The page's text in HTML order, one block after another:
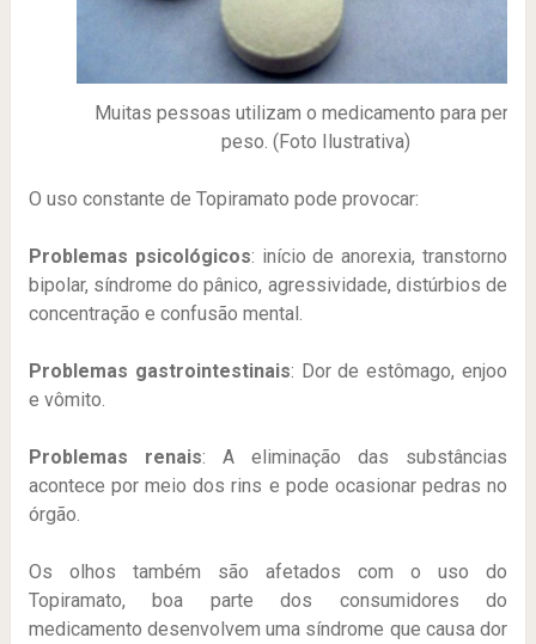
Muitas pessoas utilizam o medicamento para perder
peso. (Foto Ilustrativa)
O uso constante de Topiramato pode provocar:
Problemas psicológicos: início de anorexia, transtorno
bipolar, síndrome do pânico, agressividade, distúrbios de
concentração e confusão mental.
Problemas gastrointestinais: Dor de estômago, enjoo
e vômito.
Problemas renais: A eliminação das substâncias
acontece por meio dos rins e pode ocasionar pedras no
órgão.
Os olhos também são afetados com o uso do
Topiramato, boa parte dos consumidores do
medicamento desenvolvem uma síndrome que causa dor